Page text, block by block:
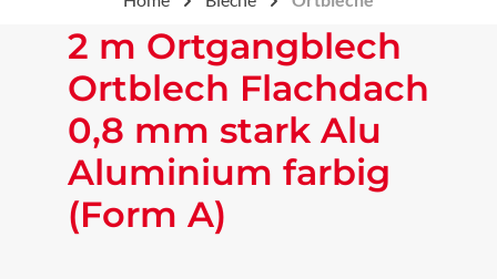
2 m Ortgangblech
Ortblech Flachdach
0,8 mm stark Alu
Aluminium farbig
(Form A)